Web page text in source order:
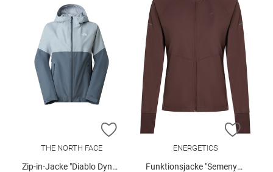
ZUR WUNSCHLISTE HINZUFÜGEN
THE NORTH FACE
Zip-in-Jacke "Diablo Dynamic"
ZUR
ENERGETICS
Funktionsjacke "Semenya III"